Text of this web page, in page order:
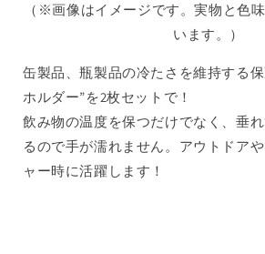
（※画像はイメージです。実物と色
います。）
缶製品、瓶製品の冷たさを維持する
ホルダー”を2枚セットで ！
飲み物の温度を保つだけでなく、垂
るので手が濡れません。アウトドア
ャー時に活躍します！